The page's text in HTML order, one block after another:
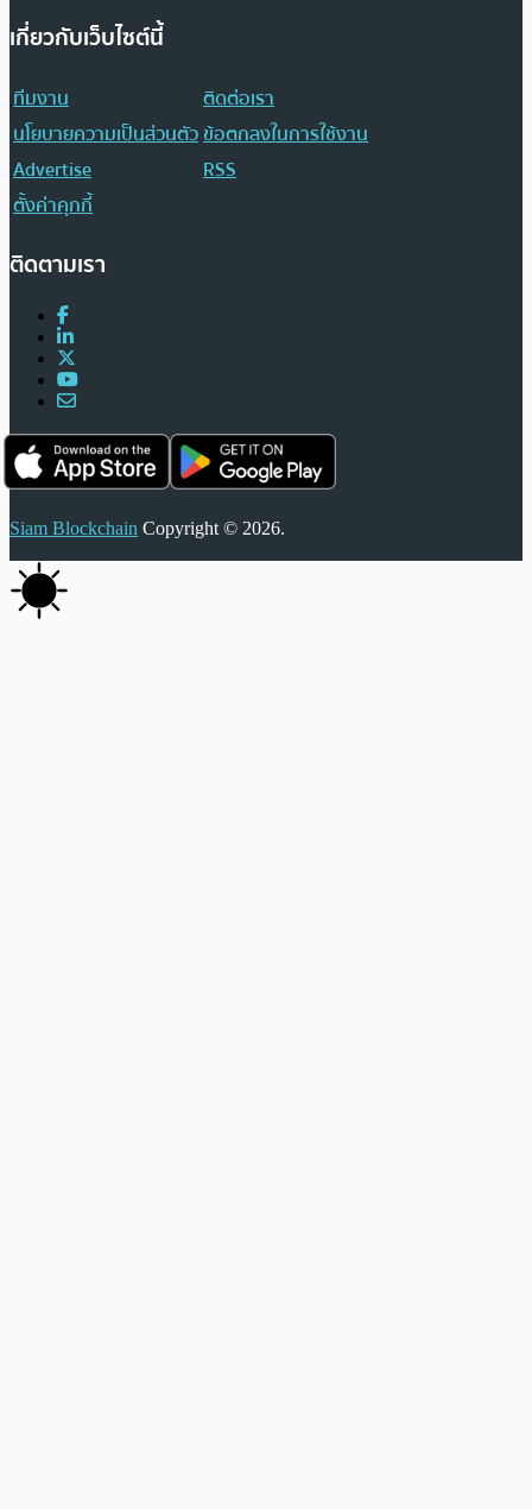
เกี่ยวกับเว็บไซต์นี้
ทีมงาน
ติดต่อเรา
นโยบายความเป็นส่วนตัวข้อตกลงในการใช้งาน
Advertise
RSS
ตั้งค่าคุกกี้
ติดตามเรา
Siam Blockchain Copyright © 2026.